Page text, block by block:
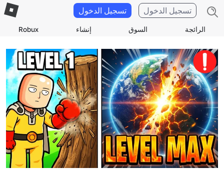
الرائجة السوق إنشاء Robux
تسجيل الدخول تسجيل الدخول